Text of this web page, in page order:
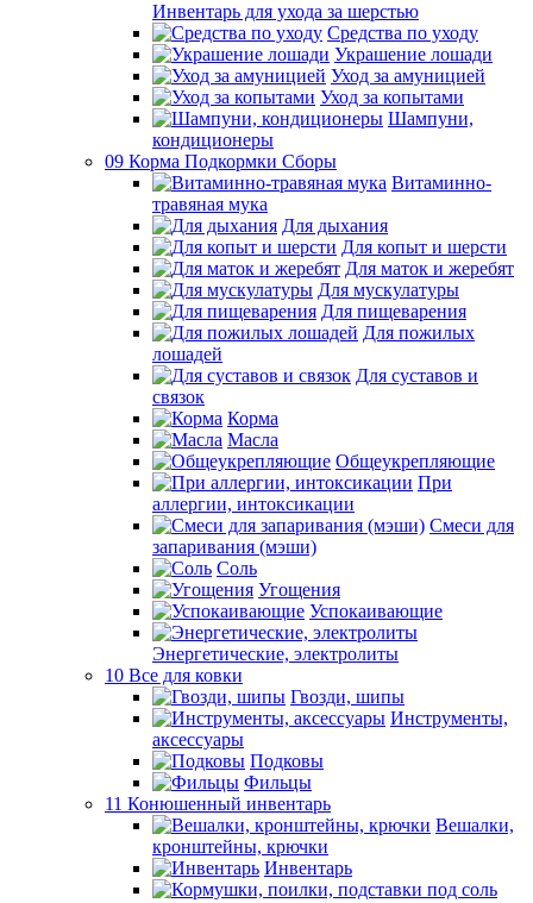
Инвентарь для ухода за шерстью
Средства по уходу
Украшение лошади
Уход за амуницией
Уход за копытами
Шампуни,
кондиционеры
09 Корма Подкормки Сборы
Витаминно-
травяная мука
Для дыхания
Для копыт и шерсти
Для маток и жеребят
Для мускулатуры
Для пищеварения
Для пожилых
лошадей
Для суставов и
связок
Корма
Масла
Общеукрепляющие
При
аллергии, интоксикации
Смеси для
запаривания (мэши)
Соль
Угощения
Успокаивающие
Энергетические, электролиты
10 Все для ковки
Гвозди, шипы
Инструменты,
аксессуары
Подковы
Фильцы
11 Конюшенный инвентарь
Вешалки,
кронштейны, крючки
Инвентарь